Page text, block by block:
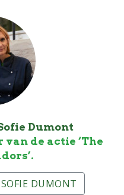
Dumont
de actie ‘The
DUMONT